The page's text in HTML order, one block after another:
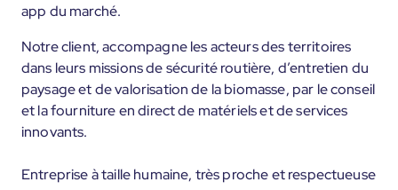
app du marché.
Notre client, accompagne les acteurs des territoires
dans leurs missions de sécurité routière, d’entretien du
paysage et de valorisation de la biomasse, par le conseil
et la fourniture en direct de matériels et de services
innovants.
Entreprise à taille humaine, très proche et respectueuse